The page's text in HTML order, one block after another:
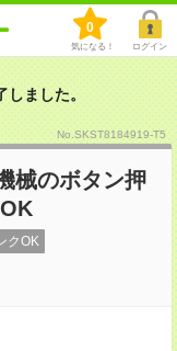
0
気になる！ ログイン
ました。
No.SKST8184919-T5
械のボタン押
クOK